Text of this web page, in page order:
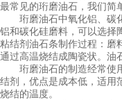
最常见的珩磨油石，我们简
珩磨油石中氧化铝、碳化
铝和碳化硅磨料，可以选择
粘结剂油石条制作过程：磨
通过高温烧结成陶瓷状。油
珩磨油石的制造经常使用
结剂，优点是成本低，适用
烧结的温度。